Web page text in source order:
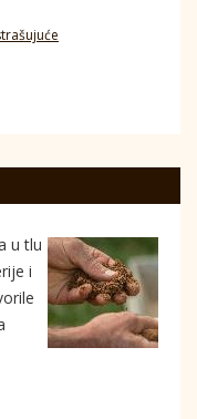
u tlu
i